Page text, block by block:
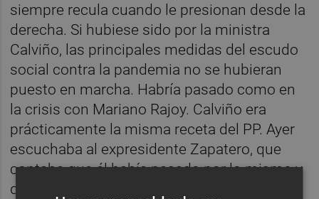
siempre recula cuando le presionan desde la
derecha. Si hubiese sido por la ministra
Calviño, las principales medidas del escudo
social contra la pandemia no se hubieran
puesto en marcha. Habría pasado como en
la crisis con Mariano Rajoy. Calviño era
prácticamente la misma receta del PP. Ayer
escuchaba al expresidente Zapatero, que
contaba que él había pasado por lo mismo y
que estaba seguro de que en unos años la